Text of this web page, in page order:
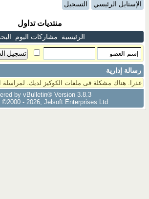
الإستايل الرئيسي التسجيل
منتديات تداول
الرئيسية مشاركات اليوم
رسالة إدارية
عذرا. هناك مشكلة فى ملفات الكوكيز لديك. لمراسلة
by vBulletin® Version 3.8.3
©2000 - 2026, Jelsoft Enterprises Ltd.